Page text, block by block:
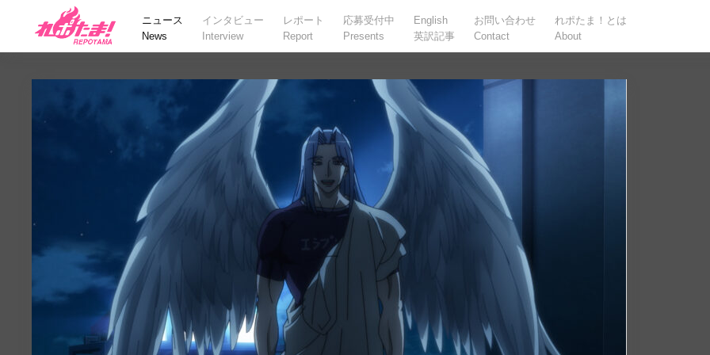
ニュース
News
インタビュー
Interview
レポート
Report
応募受付中
Presents
English
英訳記事
お問い合わせ
Contact
れポたま！とは
About